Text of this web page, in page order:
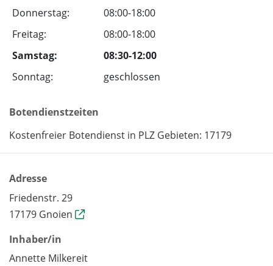
Donnerstag:
08:00-18:00
Freitag:
08:00-18:00
Samstag:
08:30-12:00
Sonntag:
geschlossen
Botendienstzeiten
Kostenfreier Botendienst in PLZ Gebieten: 17179
Adresse
Friedenstr. 29
17179 Gnoien
Inhaber/in
Annette Milkereit